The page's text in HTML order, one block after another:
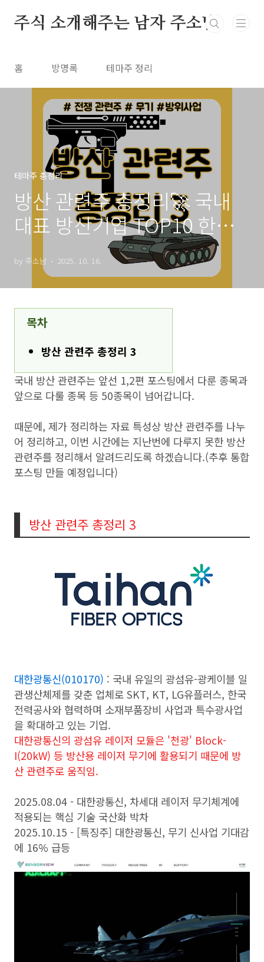
주식 소개해주는 남자 주소남
홈 방명록 테마주 정리
테마주 총정리
방산 관련주 총정리🚀 국내
대표 방산기업 TOP10 한눈
by 주소남 2025. 10. 16.
목차
방산 관련주 총정리 3
국내 방산 관련주는 앞선 1,2편 포스팅에서 다룬 종목과
앞으로 다룰 종목 등 50종목이 넘어갑니다.
때문에, 제가 정리하는 자료 특성상 방산 관련주를 나누
어 정리하고, 이번 시간에는 지난번에 다루지 못한 방산
관련주를 정리해서 알려드리도록 하겠습니다.(추후 통합
포스팅 만들 예정입니다)
방산 관련주 총정리 3
대한광통신(010170) : 국내 유일의 광섬유-광케이블 일
관생산체제를 갖춘 업체로 SKT, KT, LG유플러스, 한국
전력공사와 협력하며 소재부품장비 사업과 특수광사업
을 확대하고 있는 기업.
대한광통신의 광섬유 레이저 모듈은 '천광' Block-
I(20kW) 등 방산용 레이저 무기에 활용되기 때문에 방
산 관련주로 움직임.
2025.08.04 - 대한광통신, 차세대 레이저 무기체계에
적용되는 핵심 기술 국산화 박차
2025.10.15 - [특징주] 대한광통신, 무기 신사업 기대감
에 16% 급등